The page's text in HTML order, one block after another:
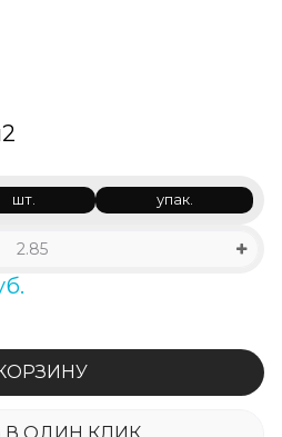
шт. упак.